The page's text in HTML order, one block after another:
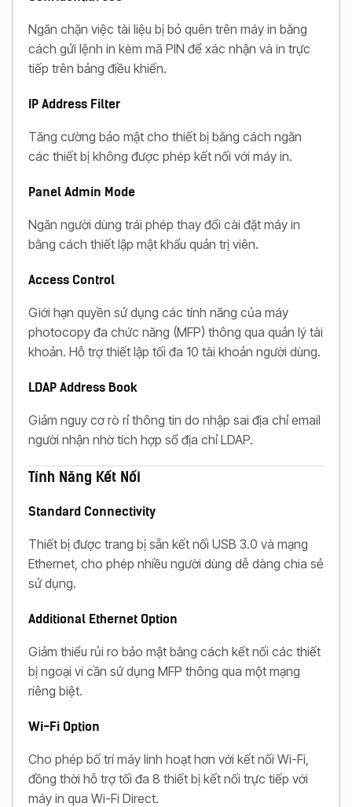
Ngăn chặn việc tài liệu bị bỏ quên trên máy in bằng
cách gửi lệnh in kèm mã PIN để xác nhận và in trực
tiếp trên bảng điều khiển.
IP Address Filter
Tăng cường bảo mật cho thiết bị bằng cách ngăn
các thiết bị không được phép kết nối với máy in.
Panel Admin Mode
Ngăn người dùng trái phép thay đổi cài đặt máy in
bằng cách thiết lập mật khẩu quản trị viên.
Access Control
Giới hạn quyền sử dụng các tính năng của máy
photocopy đa chức năng (MFP) thông qua quản lý tài
khoản. Hỗ trợ thiết lập tối đa 10 tài khoản người dùng.
LDAP Address Book
Giảm nguy cơ rò rỉ thông tin do nhập sai địa chỉ email
người nhận nhờ tích hợp sổ địa chỉ LDAP.
Tính Năng Kết Nối
Standard Connectivity
Thiết bị được trang bị sẵn kết nối USB 3.0 và mạng
Ethernet, cho phép nhiều người dùng dễ dàng chia sẻ
sử dụng.
Additional Ethernet Option
Giảm thiểu rủi ro bảo mật bằng cách kết nối các thiết
bị ngoại vi cần sử dụng MFP thông qua một mạng
riêng biệt.
Wi-Fi Option
Cho phép bố trí máy linh hoạt hơn với kết nối Wi-Fi,
đồng thời hỗ trợ tối đa 8 thiết bị kết nối trực tiếp với
máy in qua Wi-Fi Direct.